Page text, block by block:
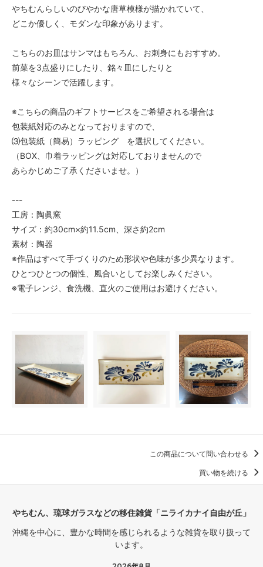
やちむんらしいのびやかな唐草模様が描かれていて、
どこか優しく、モダンな印象があります。
こちらのお皿はサンマはもちろん、お刺身にもおすすめ。
前菜を3点盛りにしたり、銘々皿にしたりと
様々なシーンで活躍します。
※こちらの商品のギフトサービスをご希望される場合は
包装紙対応のみとなっておりますので、
⑶包装紙（簡易）ラッピング を選択してください。
（BOX、巾着ラッピングは対応しておりませんので
あらかじめご了承くださいませ。）
---
工房：陶眞窯
サイズ：約30cm×約11.5cm、深さ約2cm
素材：陶器
※作品はすべて手づくりのため形状や色味が多少異なります。
ひとつひとつの個性、風合いとしてお楽しみください。
※電子レンジ、食洗機、直火のご使用はお避けください。
この商品について問い合わせる
買い物を続ける
やちむん、琉球ガラスなどの移住雑貨「ニライカナイ自由が丘」
沖縄を中心に、豊かな時間を感じられるような雑貨を取り扱って
います。